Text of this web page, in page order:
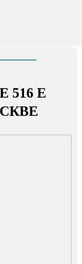
516 E